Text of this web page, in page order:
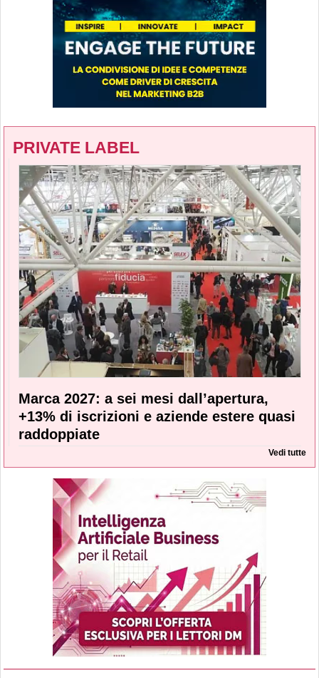
PRIVATE LABEL
Marca 2027: a sei mesi dall’apertura,
+13% di iscrizioni e aziende estere quasi
raddoppiate
Vedi tutte